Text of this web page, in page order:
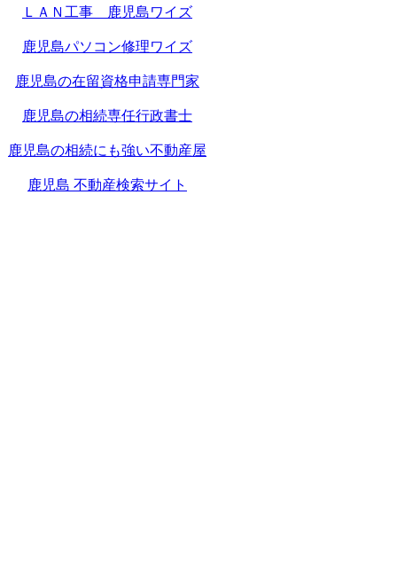
ＬＡＮ工事 鹿児島ワイズ
鹿児島パソコン修理ワイズ
鹿児島の在留資格申請専門家
鹿児島の相続専任行政書士
鹿児島の相続にも強い不動産屋
鹿児島 不動産検索サイト